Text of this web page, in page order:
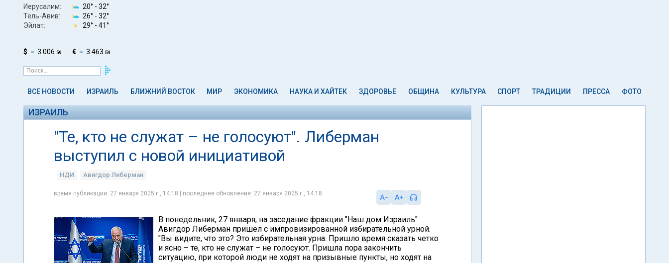
Иерусалим: 20° - 32°
Тель-Авив:
26° - 32°
Эйлат:
29° - 41°
$ 3.006 ₪ € 3.463 ₪
ВСЕ НОВОСТИ ИЗРАИЛЬ БЛИЖНИЙ ВОСТОК МИР ЭКОНОМИКА НАУКА И ХАЙТЕК ЗДОРОВЬЕ ОБЩИНА КУЛЬТУРА СПОРТ ТРАДИЦИИ ПРЕССА ФОТО
ИЗРАИЛЬ
"Те, кто не служат – не голосуют". Либерман
выступил с новой инициативой
НДИ Авигдор Либерман
время публикации: 27 января 2025 г., 14:18 | последнее обновление: 27 января 2025 г., 14:18
В понедельник, 27 января, на заседание фракции "Наш дом Израиль"
Авигдор Либерман пришел с импровизированной избирательной урной.
"Вы видите, что это? Это избирательная урна. Пришло время сказать четко
и ясно – те, кто не служат – не голосуют. Пришла пора закончить
ситуацию, при которой люди не ходят на призывные пункты, но ходят на